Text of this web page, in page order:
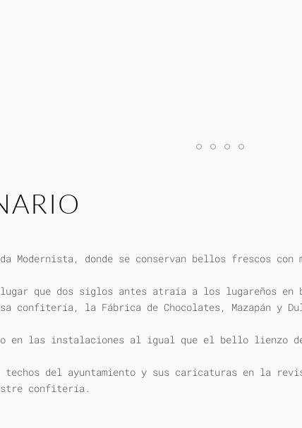
Modernista, donde se conservan bellos frescos
lugar que dos siglos antes atraía a los lugareños en
confitería, la Fábrica de Chocolates, Mazapán
en las instalaciones al igual que el bello lienzo
del ayuntamiento y sus caricaturas en la
confitería.